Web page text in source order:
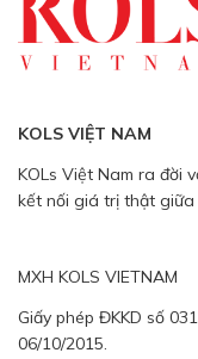
KOLS VIỆT NAM
KOLs Việt Nam ra đời
kết nối giá trị thật giữa
MXH KOLS VIETNAM
Giấy phép ĐKKD số
06/10/2015.